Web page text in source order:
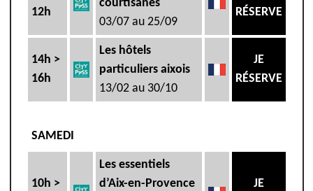
12h
courtisanes
03/07 au 25/09
RÉSERVE
14h >
16h
Les hôtels
particuliers aixois
13/02 au 30/10
JE
RÉSERVE
SAMEDI
10h >
Les essentiels
d’Aix-en-Provence
JE